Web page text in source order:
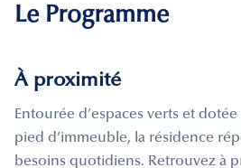
Le Programme
À proximité
Entourée d’espaces verts et
pied d’immeuble, la résidence
besoins quotidiens. Retrouvez à